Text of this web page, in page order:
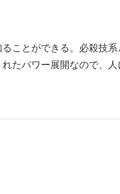
ことができる。必殺技
たパワー展開なので、